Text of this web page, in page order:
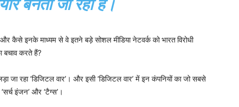
बनता जा रहा है।
कैसे इनके माध्यम से वे इतने बड़े सोशल मीडिया नेटवर्क को भारत विरोधी
बचाव करते हैं?
रहा ‘डिजिटल वार’। और इसी ‘डिजिटल वार’ में इन कंपनियों का जो सबसे
इंजन’ और ‘टैग्स’।